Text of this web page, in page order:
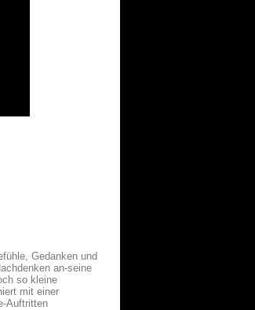
Gedanken und
an-seine
so kleine
mit einer
Auftritten